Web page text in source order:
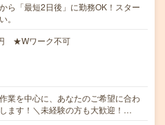
「最短2日後」に勤務OK！スター
。
★Wワーク不可
業を中心に、あなたのご希望に合わ
ます！＼未経験の方も大歓迎！…